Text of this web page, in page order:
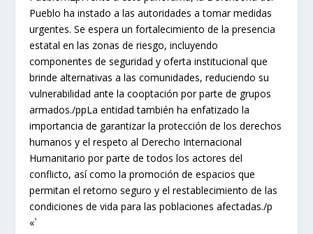
Pueblo ha instado a las autoridades a tomar medidas
urgentes. Se espera un fortalecimiento de la presencia
estatal en las zonas de riesgo, incluyendo
componentes de seguridad y oferta institucional que
brinde alternativas a las comunidades, reduciendo su
vulnerabilidad ante la cooptación por parte de grupos
armados./ppLa entidad también ha enfatizado la
importancia de garantizar la protección de los derechos
humanos y el respeto al Derecho Internacional
Humanitario por parte de todos los actores del
conflicto, así como la promoción de espacios que
permitan el retorno seguro y el restablecimiento de las
condiciones de vida para las poblaciones afectadas./p
«`